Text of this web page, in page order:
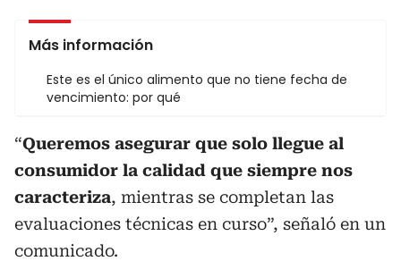
Más información
Este es el único alimento que no tiene fecha de
vencimiento: por qué
“Queremos asegurar que solo llegue al
consumidor la calidad que siempre nos
caracteriza, mientras se completan las
evaluaciones técnicas en curso”, señaló en un
comunicado.